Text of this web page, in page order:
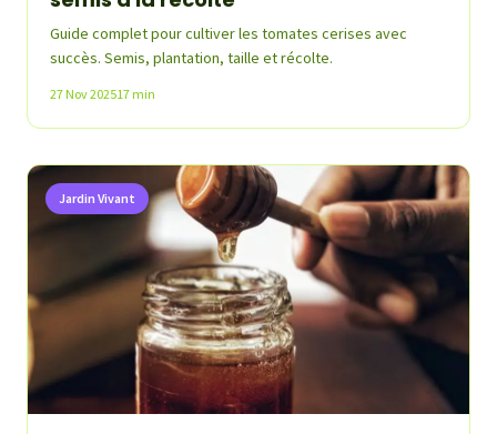
Guide complet pour cultiver les tomates cerises avec
succès. Semis, plantation, taille et récolte.
27 Nov 202517 min
Jardin Vivant